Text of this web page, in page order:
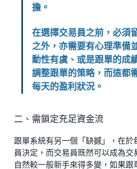
擔。
在選擇交易員之前，必須
之外，亦需要有心理準備
動性有虞、或是跟單的成
調整跟單的策略，而這都
每天的盈利狀況。
二、需鎖定充足資金流
跟單系統有另一個「缺撼」，在
員決定，而交易員既然可以成為
自然較一般新手來得多變，如果